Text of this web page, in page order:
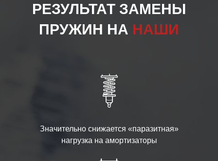
РЕЗУЛЬТАТ ЗАМЕНЫ
ПРУЖИН НА НАШИ
Значительно снижается «паразитная»
нагрузка на амортизаторы